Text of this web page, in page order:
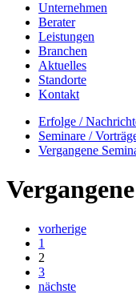
Unternehmen
Berater
Leistungen
Branchen
Aktuelles
Standorte
Kontakt
Erfolge /
Seminare /
Vergangene
vorherige
1
2
3
nächste